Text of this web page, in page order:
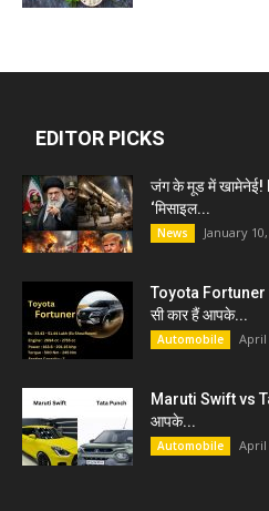
EDITOR PICKS
जंग के मूड में खामेनेई!
‘मिसाइल...
News January
Toyota
सी कार हैं आपके...
Automobile April
Maruti Swift vs
आपके...
Automobile April